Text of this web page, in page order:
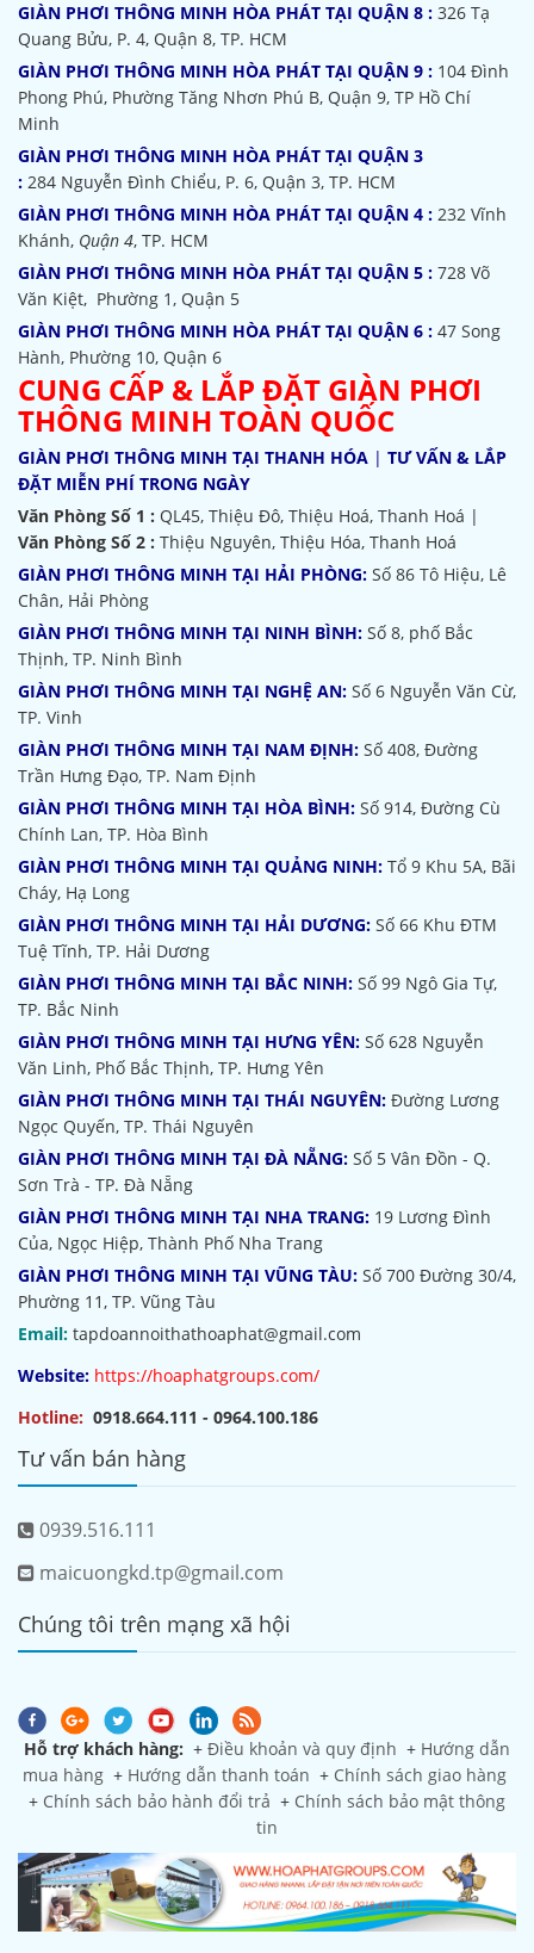
GIÀN PHƠI THÔNG MINH HÒA PHÁT TẠI QUẬN 8 : 326 Tạ
Quang Bửu, P. 4, Quận 8, TP. HCM
GIÀN PHƠI THÔNG MINH HÒA PHÁT TẠI QUẬN 9 : 104 Đình
Phong Phú, Phường Tăng Nhơn Phú B, Quận 9, TP Hồ Chí
Minh
GIÀN PHƠI THÔNG MINH HÒA PHÁT TẠI QUẬN 3
: 284 Nguyễn Đình Chiểu, P. 6, Quận 3, TP. HCM
GIÀN PHƠI THÔNG MINH HÒA PHÁT TẠI QUẬN 4 : 232 Vĩnh
Khánh, Quận 4, TP. HCM
GIÀN PHƠI THÔNG MINH HÒA PHÁT TẠI QUẬN 5 : 728 Võ
Văn Kiệt, Phường 1, Quận 5
GIÀN PHƠI THÔNG MINH HÒA PHÁT TẠI QUẬN 6 : 47 Song
Hành, Phường 10, Quận 6
CUNG CẤP & LẮP ĐẶT GIÀN PHƠI
THÔNG MINH TOÀN QUỐC
GIÀN PHƠI THÔNG MINH TẠI THANH HÓA | TƯ VẤN & LẮP
ĐẶT MIỄN PHÍ TRONG NGÀY
Văn Phòng Số 1 : QL45, Thiệu Đô, Thiệu Hoá, Thanh Hoá |
Văn Phòng Số 2 : Thiệu Nguyên, Thiệu Hóa, Thanh Hoá
GIÀN PHƠI THÔNG MINH TẠI HẢI PHÒNG: Số 86 Tô Hiệu, Lê
Chân, Hải Phòng
GIÀN PHƠI THÔNG MINH TẠI NINH BÌNH: Số 8, phố Bắc
Thịnh, TP. Ninh Bình
GIÀN PHƠI THÔNG MINH TẠI NGHỆ AN: Số 6 Nguyễn Văn Cừ,
TP. Vinh
GIÀN PHƠI THÔNG MINH TẠI NAM ĐỊNH: Số 408, Đường
Trần Hưng Đạo, TP. Nam Định
GIÀN PHƠI THÔNG MINH TẠI HÒA BÌNH: Số 914, Đường Cù
Chính Lan, TP. Hòa Bình
GIÀN PHƠI THÔNG MINH TẠI QUẢNG NINH: Tổ 9 Khu 5A, Bãi
Cháy, Hạ Long
GIÀN PHƠI THÔNG MINH TẠI HẢI DƯƠNG: Số 66 Khu ĐTM
Tuệ Tĩnh, TP. Hải Dương
GIÀN PHƠI THÔNG MINH TẠI BẮC NINH: Số 99 Ngô Gia Tự,
TP. Bắc Ninh
GIÀN PHƠI THÔNG MINH TẠI HƯNG YÊN: Số 628 Nguyễn
Văn Linh, Phố Bắc Thịnh, TP. Hưng Yên
GIÀN PHƠI THÔNG MINH TẠI THÁI NGUYÊN: Đường Lương
Ngọc Quyến, TP. Thái Nguyên
GIÀN PHƠI THÔNG MINH TẠI ĐÀ NẴNG: Số 5 Vân Đồn - Q.
Sơn Trà - TP. Đà Nẵng
GIÀN PHƠI THÔNG MINH TẠI NHA TRANG: 19 Lương Đình
Của, Ngọc Hiệp, Thành Phố Nha Trang
GIÀN PHƠI THÔNG MINH TẠI VŨNG TÀU: Số 700 Đường 30/4,
Phường 11, TP. Vũng Tàu
Email: tapdoannoithathoaphat@gmail.com
Website: https://hoaphatgroups.com/
Hotline: 0918.664.111 - 0964.100.186
Tư vấn bán hàng
0939.516.111
maicuongkd.tp@gmail.com
Chúng tôi trên mạng xã hội
Hỗ trợ khách hàng: + Điều khoản và quy định + Hướng dẫn
mua hàng + Hướng dẫn thanh toán + Chính sách giao hàng
+ Chính sách bảo hành đổi trả + Chính sách bảo mật thông
tin